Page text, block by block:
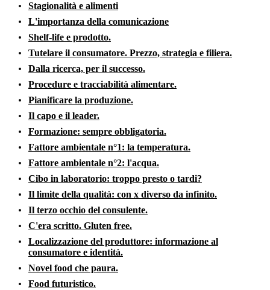
Stagionalità e alimenti
L'importanza della comunicazione
Shelf-life e prodotto.
Tutelare il consumatore. Prezzo, strategia e filiera.
Dalla ricerca, per il successo.
Procedure e tracciabilità alimentare.
Pianificare la produzione.
Il capo e il leader.
Formazione: sempre obbligatoria.
Fattore ambientale n°1: la temperatura.
Fattore ambientale n°2: l'acqua.
Cibo in laboratorio: troppo presto o tardi?
Il limite della qualità: con x diverso da infinito.
Il terzo occhio del consulente.
C'era scritto. Gluten free.
Localizzazione del produttore: informazione al
consumatore e identità.
Novel food che paura.
Food futuristico.